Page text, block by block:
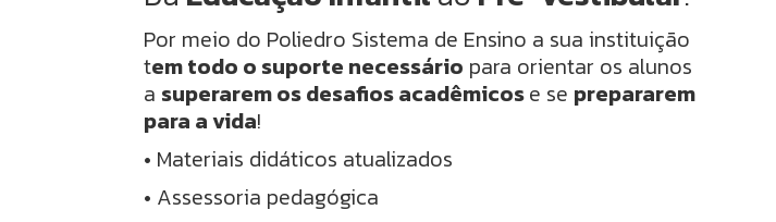
Por meio do Poliedro Sistema de Ensino a sua instituição
tem todo o suporte necessário para orientar os alunos
a superarem os desafios acadêmicose se prepararem
para a vida!
• Materiais didáticos atualizados
• Assessoria pedagógica